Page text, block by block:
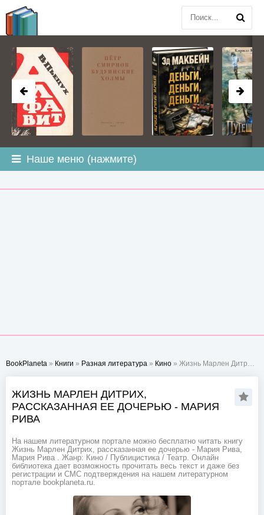
Наше меню (нажмите)
BookPlaneta » Книги » Разная литература » Кино » Жизнь Марлен Дитрих, рассказанная ее дочерью - Мария Рива
ЖИЗНЬ МАРЛЕН ДИТРИХ,
РАССКАЗАННАЯ ЕЕ ДОЧЕРЬЮ - МАРИЯ
РИВА
На нашем литературном портале можно бесплатно читать книгу
Жизнь Марлен Дитрих, рассказанная ее дочерью - Мария Рива,
Мария Рива . Жанр: Кино / Публицистика / Театр. Онлайн
библиотека дает возможность прочитать весь текст и даже без
регистрации и СМС подтверждения на нашем литературном
портале bookplaneta.ru.
BOOKPLANETA.COM